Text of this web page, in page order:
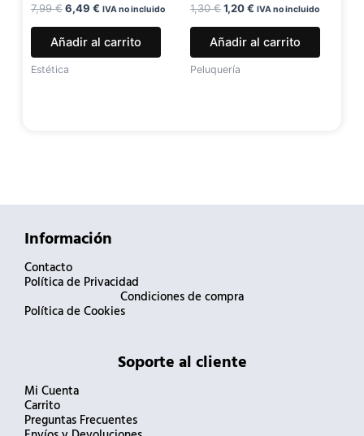
7,99€6,49 € IVA no incluido
Añadir al carrito
Estética
1,30€1,20€ IVA no incluido
Añadir al carrito
Peluquería
Información
Contacto
Política de Privacidad
Condiciones de compra
Política de Cookies
Soporte al cliente
Mi Cuenta
Carrito
Preguntas Frecuentes